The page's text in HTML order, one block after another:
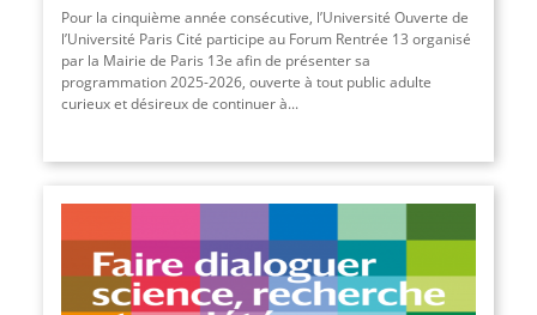
Pour la cinquième année consécutive, l’Université Ouverte de
l’Université Paris Cité participe au Forum Rentrée 13 organisé
par la Mairie de Paris 13e afin de présenter sa
programmation 2025-2026, ouverte à tout public adulte
curieux et désireux de continuer à...